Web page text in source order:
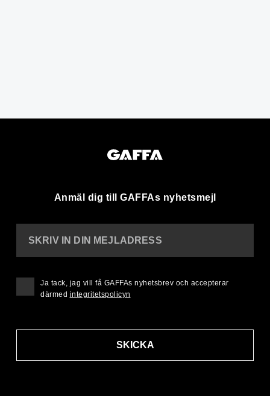
Anmäl dig till GAFFAs nyhetsmejl
SKRIV IN DIN MEJLADRESS
SKICKA
Ja tack, jag vill få GAFFAs nyhetsbrev och accepterar
därmed integritetspolicyn